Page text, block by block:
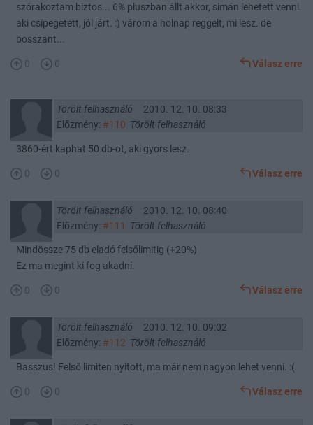
szórakoztam biztos... 6% pluszban állt akkor, simán lehetett venni.
aki csipegetett, jól járt. :) várom a holnap reggelt, mi lesz. de
bosszant...
0 0 Válasz erre
Törölt felhasználó
2010. 12. 10. 08:33
Előzmény: #110 Törölt felhasználó
3860-ért kaphat 50 db-ot, aki gyors lesz.
0 0 Válasz erre
Törölt felhasználó
2010. 12. 10. 08:40
Előzmény: #111 Törölt felhasználó
Mindössze 75 db eladó felsőlimitig (+20%)
Ez ma megint ki fog akadni.
0 0 Válasz erre
Törölt felhasználó
2010. 12. 10. 09:02
Előzmény: #112 Törölt felhasználó
Basszus! Felső limiten nyitott, ma már nem nagyon lehet venni. :(
0 0 Válasz erre